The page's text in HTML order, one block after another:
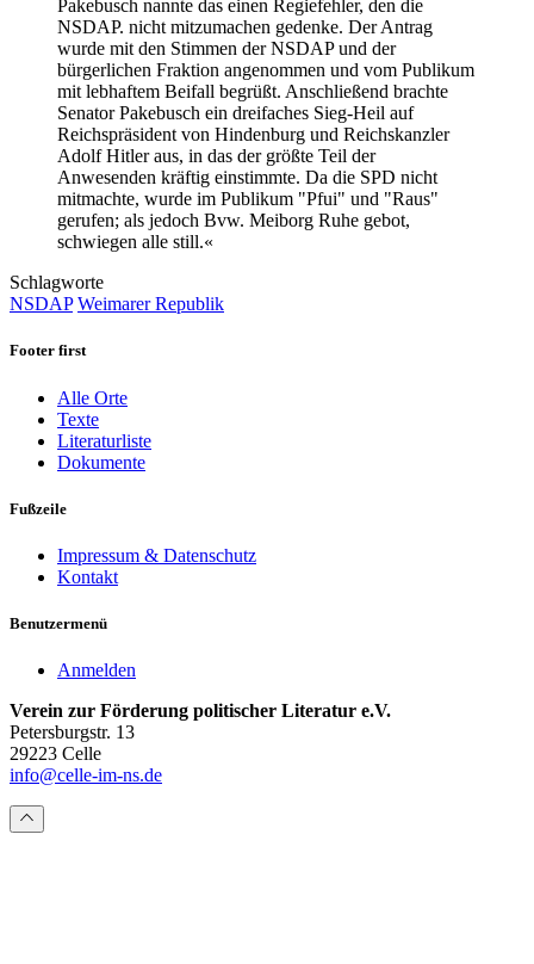
Pakebusch nannte das einen Regiefehler, den die
NSDAP. nicht mitzumachen gedenke. Der Antrag
wurde mit den Stimmen der NSDAP und der
bürgerlichen Fraktion angenommen und vom Publikum
mit lebhaftem Beifall begrüßt. Anschließend brachte
Senator Pakebusch ein dreifaches Sieg-Heil auf
Reichspräsident von Hindenburg und Reichskanzler
Adolf Hitler aus, in das der größte Teil der
Anwesenden kräftig einstimmte. Da die SPD nicht
mitmachte, wurde im Publikum "Pfui" und "Raus"
gerufen; als jedoch Bvw. Meiborg Ruhe gebot,
schwiegen alle still.«
Schlagworte
NSDAP Weimarer Republik
Footer first
Alle Orte
Texte
Literaturliste
Dokumente
Fußzeile
Impressum & Datenschutz
Kontakt
Benutzermenü
Anmelden
Verein zur Förderung politischer Literatur e.V.
Petersburgstr. 13
29223 Celle
info@celle-im-ns.de